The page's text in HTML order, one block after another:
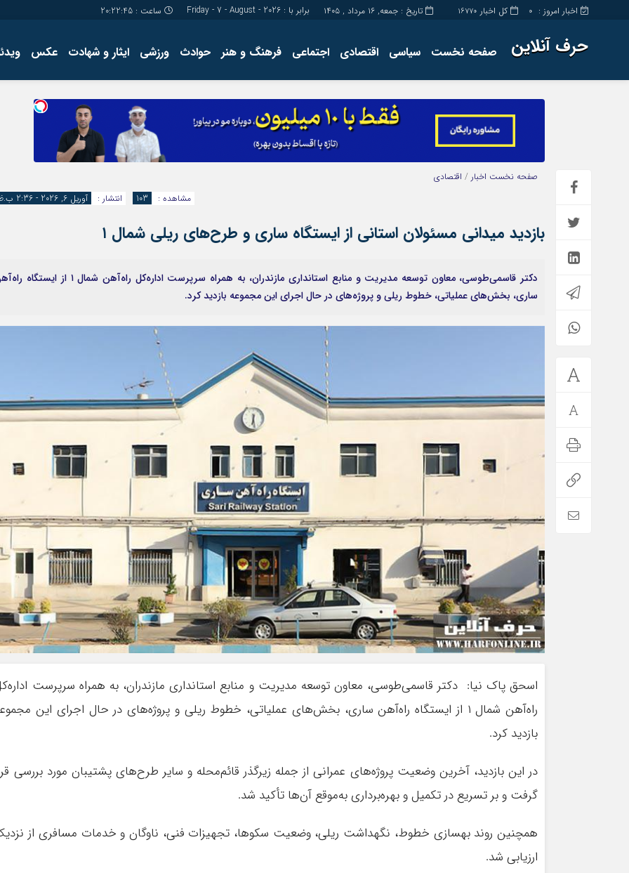
کل اخبار 16770 اخبار امروز : 0 تاریخ : جمعه, ۱۶ مرداد , ۱۴۰۵ برابر با : Friday - 7 - August - 2026 ساعت : 20:22:46
حرف آنلاین صفحه نخست سیاسی اقتصادی اجتماعی فرهنگ و هنر حوادث ورزشی ایثار و شهادت عکس
کارگاه
تولید
مجله ای
صفحه نخست اخبار / اقتصادی
انتشار :
آوریل 6, 2026 - 2:36 ب.ظ مشاهده : 103
بازدید میدانی مسئولان استانی از ایستگاه ساری و طرح‌های ریلی شمال ۱
دکتر قاسمی‌طوسی، معاون توسعه مدیریت و منابع استانداری مازندران، به همراه سرپرست اداره‌کل راه‌آهن شمال ۱ از
ساری، بخش‌های عملیاتی، خطوط ریلی و پروژه‌های در حال اجرای این مجموعه بازدید کرد.
اسحق پاک نیا: دکتر قاسمی‌طوسی، معاون توسعه مدیریت و منابع استانداری مازندران، به همراه سرپرست
راه‌آهن شمال ۱ از ایستگاه راه‌آهن ساری، بخش‌های عملیاتی، خطوط ریلی و پروژه‌های در حال اجرای این
بازدید کرد.
در این بازدید، آخرین وضعیت پروژه‌های عمرانی از جمله زیرگذر قائم‌محله و سایر طرح‌های پشتیبان مورد بررسی
گرفت و بر تسریع در تکمیل و بهره‌برداری به‌موقع آن‌ها تأکید شد.
همچنین روند بهسازی خطوط، نگهداشت ریلی، وضعیت سکوها، تجهیزات فنی، ناوگان و خدمات مسافری از
ارزیابی شد.